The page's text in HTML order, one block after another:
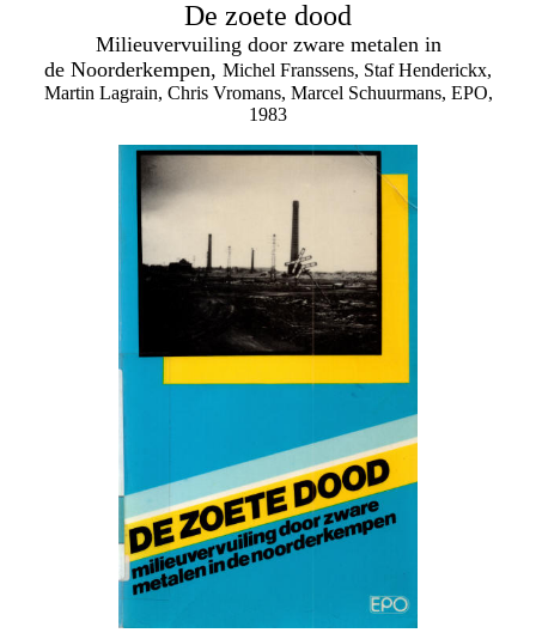
De zoete dood
Milieuvervuiling door zware metalen in
de Noorderkempen, Michel Franssens, Staf Henderickx,
Martin Lagrain, Chris Vromans, Marcel Schuurmans, EPO,
1983